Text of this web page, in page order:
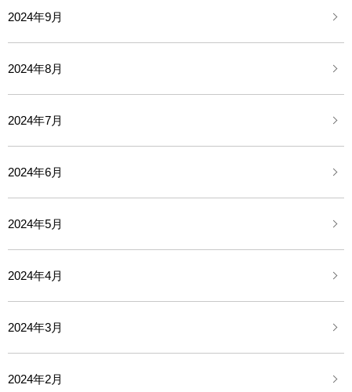
2024年9月
2024年8月
2024年7月
2024年6月
2024年5月
2024年4月
2024年3月
2024年2月